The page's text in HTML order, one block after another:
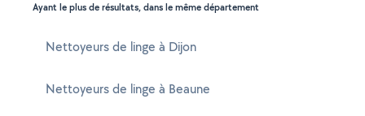
Ayant le plus de résultats, dans le même département
Nettoyeurs de linge à Dijon
Nettoyeurs de linge à Beaune